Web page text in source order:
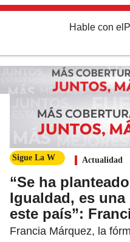
Hable con el
Sigue La W Actualidad
“Se ha
Igualdad, es
este país”:
Francia Márquez, la